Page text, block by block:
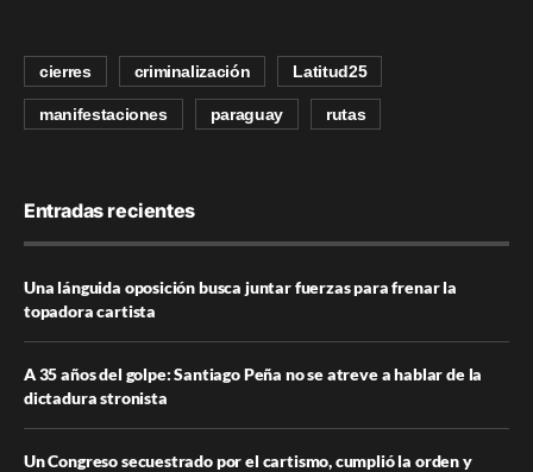
cierres criminalización Latitud25
manifestaciones paraguay rutas
Entradas recientes
Una lánguida oposición busca juntar fuerzas para frenar la
topadora cartista
A 35 años del golpe: Santiago Peña no se atreve a hablar de la
dictadura stronista
Un Congreso secuestrado por el cartismo, cumplió la orden y